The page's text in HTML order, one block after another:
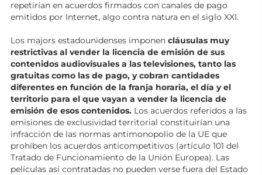
repetirían en acuerdos firmados con canales de pago
emitidos por Internet, algo contra natura en el siglo XXI.
Los majors estadounidenses imponen cláusulas muy
restrictivas al vender la licencia de emisión de sus
contenidos audiovisuales a las televisiones, tanto las
gratuitas como las de pago, y cobran cantidades
diferentes en función de la franja horaria, el día y el
territorio para el que vayan a vender la licencia de
emisión de esos contenidos. Los acuerdos referidos a las
emisiones de exclusividad territorial constituirían una
infracción de las normas antimonopolio de la UE que
prohíben los acuerdos anticompetitivos (artículo 101 del
Tratado de Funcionamiento de la Unión Europea). Las
películas así contratadas no pueden verse fuera del Estado